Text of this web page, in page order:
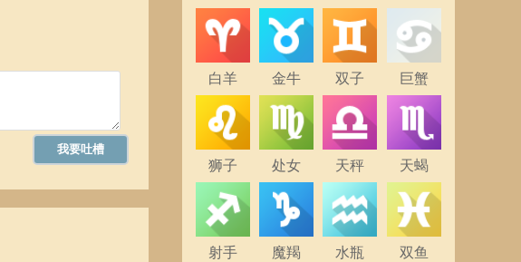
白羊 金牛 双子 巨蟹
狮子 处女 天秤 天蝎
射手 魔羯 水瓶 双鱼